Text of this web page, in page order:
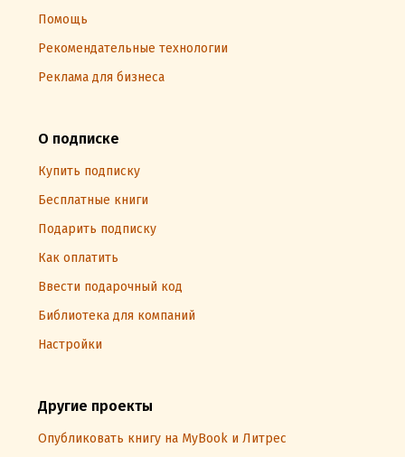
Помощь
Рекомендательные технологии
Реклама для бизнеса
О подписке
Купить подписку
Бесплатные книги
Подарить подписку
Как оплатить
Ввести подарочный код
Библиотека для компаний
Настройки
Другие проекты
Опубликовать книгу на MyBook и Литрес